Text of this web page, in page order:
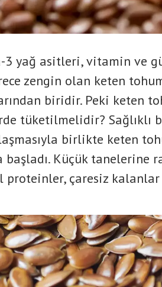
3 yağ asitleri, vitamin ve
zengin olan keten
biridir. Peki keten
tüketilmelidir? Sağlıklı
birlikte keten
başladı. Küçük tanelerine
proteinler, çaresiz